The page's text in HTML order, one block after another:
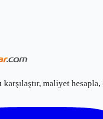
karşılaştır, maliyet